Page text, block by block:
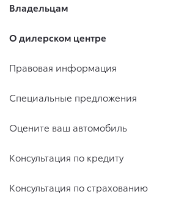
Владельцам
О дилерском центре
Правовая информация
Специальные предложения
Оцените ваш автомобиль
Консультация по кредиту
Консультация по страхованию